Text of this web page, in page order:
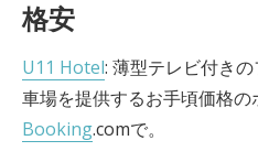
格安
U11 Hotel: 薄型テレビ付き
車場を提供するお手頃価格の
Booking.comで。